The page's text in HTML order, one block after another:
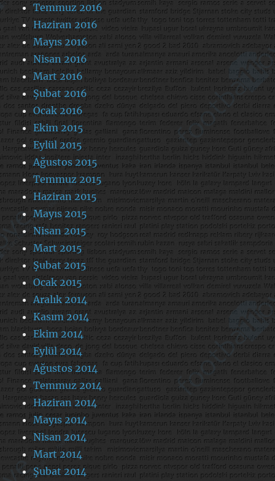
Temmuz 2016
Haziran 2016
Mayıs 2016
Nisan 2016
Mart 2016
Şubat 2016
Ocak 2016
Ekim 2015
Eylül 2015
Ağustos 2015
Temmuz 2015
Haziran 2015
Mayıs 2015
Nisan 2015
Mart 2015
Şubat 2015
Ocak 2015
Aralık 2014
Kasım 2014
Ekim 2014
Eylül 2014
Ağustos 2014
Temmuz 2014
Haziran 2014
Mayıs 2014
Nisan 2014
Mart 2014
Şubat 2014